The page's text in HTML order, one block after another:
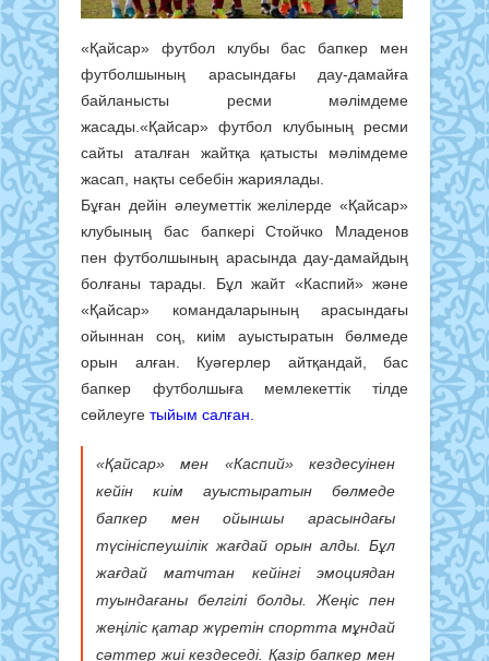
«Қайсар» футбол клубы бас бапкер мен
футболшының арасындағы дау-дамайға
байланысты ресми мәлімдеме
жасады.«Қайсар» футбол клубының ресми
сайты аталған жайтқа қатысты мәлімдеме
жасап, нақты себебін жариялады.
Бұған дейін әлеуметтік желілерде «Қайсар»
клубының бас бапкері Стойчко Младенов
пен футболшының арасында дау-дамайдың
болғаны тарады. Бұл жайт «Каспий» және
«Қайсар» командаларының арасындағы
ойыннан соң, киім ауыстыратын бөлмеде
орын алған. Куәгерлер айтқандай, бас
бапкер футболшыға мемлекеттік тілде
сөйлеуге тыйым салған.
«Қайсар» мен «Каспий» кездесуінен
кейін киім ауыстыратын бөлмеде
бапкер мен ойыншы арасындағы
түсініспеушілік жағдай орын алды. Бұл
жағдай матчтан кейінгі эмоциядан
туындағаны белгілі болды. Жеңіс пен
жеңіліс қатар жүретін спортта мұндай
сәттер жиі кездеседі. Қазір бапкер мен